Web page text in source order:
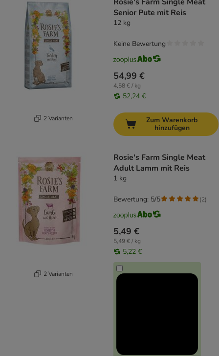
2 Varianten
Senior Pute mit Reis
12 kg
54,99 €
4,58 € / kg
52,24 €
Keine Bewertung
Zum Warenkorb
hinzufügen
2 Varianten
Rosie's Farm Single Meat
Adult Lamm mit Reis
1 kg
5,49 €
5,49 € / kg
5,22 €
Bewertung: 5/5 (2)